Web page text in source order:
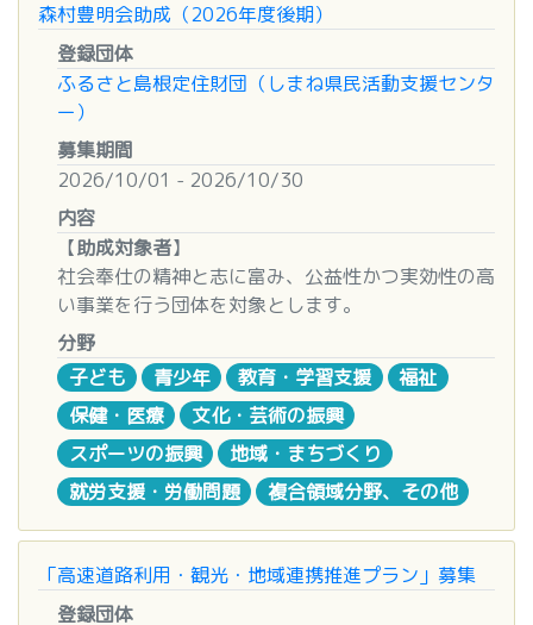
森村豊明会助成（2026年度後期）
登録団体
ふるさと島根定住財団（しまね県民活動支援センタ
ー）
募集期間
2026/10/01 - 2026/10/30
内容
【助成対象者】
社会奉仕の精神と志に富み、公益性かつ実効性の高
い事業を行う団体を対象とします。
法人格の有無は問いませんが、規約・役員・経理な
どをはじめとする内部管理体制が整備されており、
永続性のある非営利活動団体であることを原則とし
ます。
個人の場合は別途ご相談ください。
【助成対象事業】
・労働意欲のある者に対する就労の支援を目
的とする事業
・児童または青少年の健全な育成を目的とす
る事業
分野
子ども
青少年 教育・学習支援
福祉
保健・医療
文化・芸術の振興
スポーツの振興
地域・まちづくり
就労支援・労働問題
複合領域分野、その他
「高速道路利用・観光・地域連携推進プラン」募集
登録団体